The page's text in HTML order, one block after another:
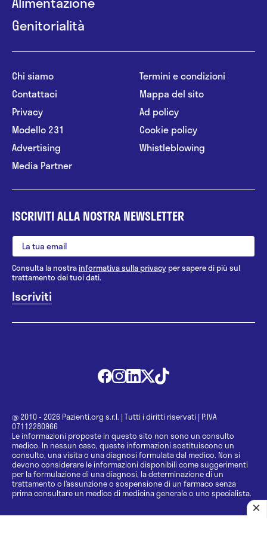
Genitorialità
Chi siamo
Contattaci
Privacy
Modello 231
Advertising
Media Partner
Termini e condizioni
Mappa del sito
Ad policy
Cookie policy
Whistleblowing
ISCRIVITI ALLA NOSTRA NEWSLETTER
Consulta la nostrainformativa sulla privacy per sapere di più sul
trattamento dei tuoi dati.
@ 2010 - 2026 Pazienti.org s.r.l. | Tutti i diritti riservati | P.IVA
07112280966
Le informazioni proposte in questo sito non sono un consulto
medico. In nessun caso, queste informazioni sostituiscono un
consulto, una visita o una diagnosi formulata dal medico. Non si
devono considerare le informazioni disponibili come suggerimenti
per la formulazione di una diagnosi, la determinazione di un
trattamento o l’assunzione o sospensione di un farmaco senza
prima consultare un medico di medicina generale o uno specialista.